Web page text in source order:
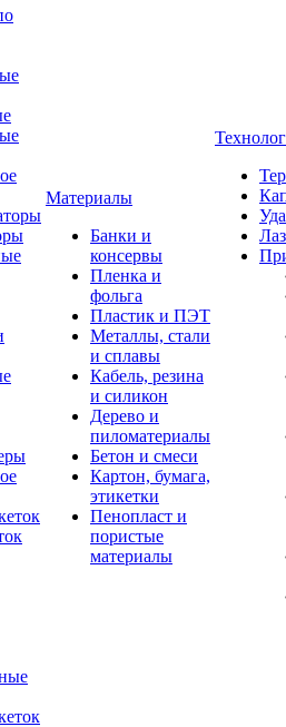
Материалы
Банки и
консервы
Пленка и
фольга
Пластик и ПЭТ
Металлы, стали
и сплавы
Кабель, резина
и силикон
Дерево и
пиломатериалы
Бетон и смеси
Картон, бумага,
этикетки
Пенопласт и
пористые
материалы